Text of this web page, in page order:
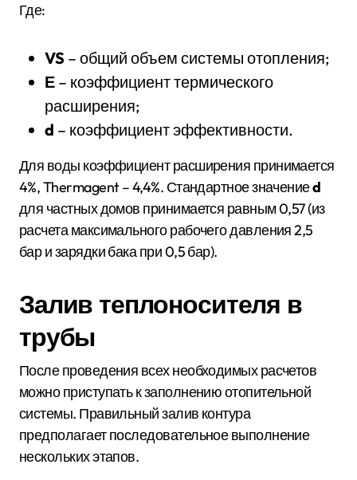
Где:
VS – общий объем системы отопления;
Е – коэффициент термического
расширения;
d – коэффициент эффективности.
Для воды коэффициент расширения принимается
4%, Thermagent – 4,4%. Стандартное значениеd
для частных домов принимается равным 0,57 (из
расчета максимального рабочего давления 2,5
бар и зарядки бака при 0,5 бар).
Залив теплоносителя в
трубы
После проведения всех необходимых расчетов
можно приступать к заполнению отопительной
системы. Правильный залив контура
предполагает последовательное выполнение
нескольких этапов.